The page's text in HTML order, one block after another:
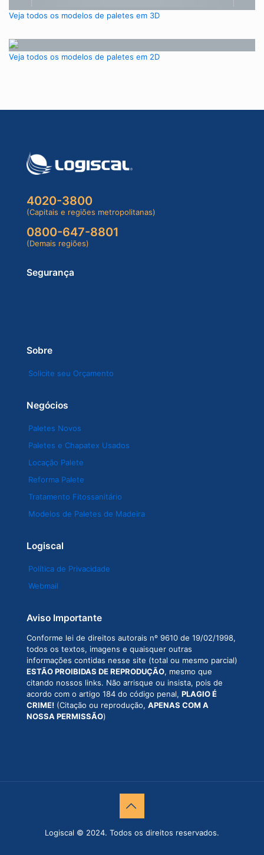
Veja todos os modelos de paletes em 3D
Veja todos os modelos de paletes em 2D
4020-3800
(Capitais e regiões metropolitanas)
0800-647-8801
(Demais regiões)
Segurança
Sobre
Solicite seu Orçamento
Negócios
Paletes Novos
Paletes e Chapatex Usados
Locação Palete
Reforma Palete
Tratamento Fitossanitário
Modelos de Paletes de Madeira
Logiscal
Política de Privacidade
Webmail
Aviso Importante
Conforme lei de direitos autorais nº 9610 de 19/02/1998,
todos os textos, imagens e quaisquer outras
informações contidas nesse site (total ou mesmo parcial)
ESTÃO PROIBIDAS DE REPRODUÇÃO, mesmo que
citando nossos links. Não arrisque ou insista, pois de
acordo com o artigo 184 do código penal, PLAGIO É
CRIME! (Citação ou reprodução, APENAS COM A
NOSSA PERMISSÃO)
Logiscal © 2024. Todos os direitos reservados.